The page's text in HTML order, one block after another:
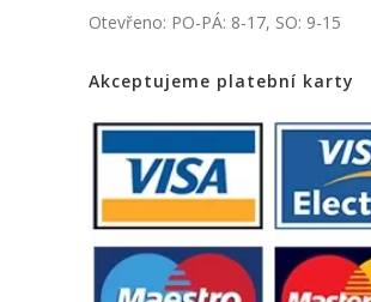
Otevřeno: PO-PÁ: 8-17, SO: 9-15
Akceptujeme platební karty